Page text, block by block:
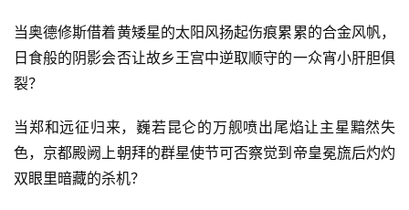
当奥德修斯借着黄矮星的太阳风扬起伤痕累累的合金风帆，
日食般的阴影会否让故乡王宫中逆取顺守的一众宵小肝胆俱
裂？
当郑和远征归来，巍若昆仑的万舰喷出尾焰让主星黯然失
色，京都殿阙上朝拜的群星使节可否察觉到帝皇冕旒后灼灼
双眼里暗藏的杀机？